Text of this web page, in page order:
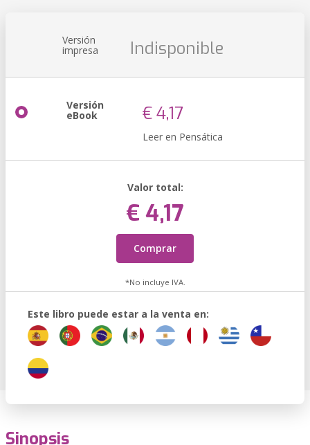
Versión
impresa Indisponible
Versión
eBook € 4,17
Leer en Pensática
Valor total:
€ 4,17
Comprar
*No incluye IVA.
Este libro puede estar a la venta en:
Sinopsis